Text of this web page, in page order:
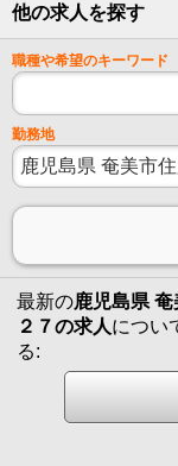
他の求人を探す
職種や希望のキーワード
勤務地
最新の鹿児島県
２７の求人につい
る: